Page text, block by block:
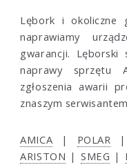
Lębork i okoliczne
naprawiamy
gwarancji. Lęborski
naprawy sprzętu
zgłoszenia awarii
znaszym
AMICA | POLAR
ARISTON | SMEG |